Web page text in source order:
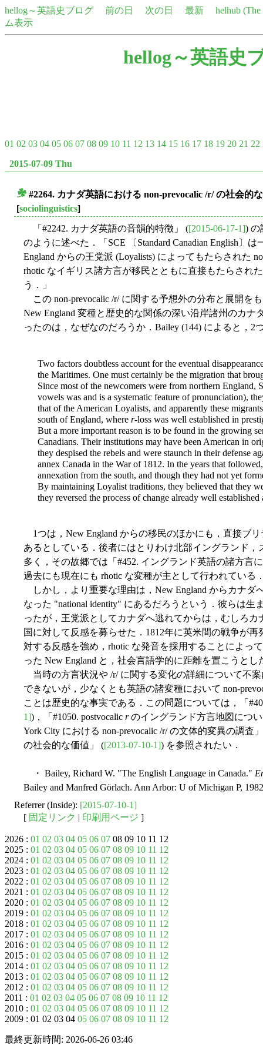
hellog～英語史ブログ 前の日 次の日 最新
helhub
ム表示
hellog～英語史
01 02 03 04 05 06 07 08 09 10 11 12 13 14 15 16 17 18 19 20 21 22
2015-07-09 Thu
#2264. カナダ英語における non-prevocalic /r/ の社会的
[sociolinguistics]
「#2242. カナダ英語の音韻的特徴」 ([2015-06-17-1]) の
のように述べた．「SCE 〔Standard Canadian English〕
England からの王党派 (Loyalists) によってもたらされた
rhotic なイギリス諸方言が移民とともに直接もたらされ
う．」
この non-prevocalic /r/ に関する予想外の分布と展開を
New England 変種と歴史的な関係の深い沿岸諸州のカナ
ったのは，なぜなのだろうか．Bailey (144) によると，2
Two factors doubtless account for the eventual
the Maritimes. One must certainly be the migration that
Since most of the newcomers were from northern England,
vowels was and is a systematic feature of pronunciation),
that of the American Loyalists, and apparently these
south of England, where r-loss was well established in
But a more important reason is to be found in the growing
Canadians. Their institutions may have been American in
they despised the rebels and were staunch in their defense
annex Canada in the War of 1812. In the years that
annexation from the south, and though they had not yet
By maintaining Loyalist traditions, they believed that they
they reversed the process of change already well
1つは，New England からの移民のほかにも，直接ブ
あるとしている．後者にはとりわけ北部イングランド
多く，その故郷では「#452. イングランド英語の諸方言
過去にも現在にも rhotic な変種が主として行われている
しかし，より重要な理由は，New England からカナダ
なった "national identity" にあるだろうという．彼らは生
ったが，王党派としてカナダへ逃れてからは，むしろ
国に対して反感を募らせた．1812年に英米間の戦争が
対する反感を強め，rhotic な発音を採用することによっ
った New England と，社会言語学的に距離を置こうとし
当時の方言状況や /r/ に関する変化の詳細について不
できないが，少なくとも英語の諸変種において non-
ことは歴史的な事実である．この問題については，「
1])，「#1050. postvocalic rのイングランド方言地図につ
York City における non-prevocalic /r/ の文体的変異の調査
の社会的な価値」 ([2013-07-10-1]) を参照されたい．
・ Bailey, Richard W. "The English Language in Canada."
Bailey and Manfred Görlach. Ann Arbor: U of Michigan P,
Referrer (Inside): [2015-07-10-1]
[ 固定リンク | 印刷用ページ ]
2026 : 01 02 03 04 05 06 07 08 09 10 11 12
2025 : 01 02 03 04 05 06 07 08 09 10 11 12
2024 : 01 02 03 04 05 06 07 08 09 10 11 12
2023 : 01 02 03 04 05 06 07 08 09 10 11 12
2022 : 01 02 03 04 05 06 07 08 09 10 11 12
2021 : 01 02 03 04 05 06 07 08 09 10 11 12
2020 : 01 02 03 04 05 06 07 08 09 10 11 12
2019 : 01 02 03 04 05 06 07 08 09 10 11 12
2018 : 01 02 03 04 05 06 07 08 09 10 11 12
2017 : 01 02 03 04 05 06 07 08 09 10 11 12
2016 : 01 02 03 04 05 06 07 08 09 10 11 12
2015 : 01 02 03 04 05 06 07 08 09 10 11 12
2014 : 01 02 03 04 05 06 07 08 09 10 11 12
2013 : 01 02 03 04 05 06 07 08 09 10 11 12
2012 : 01 02 03 04 05 06 07 08 09 10 11 12
2011 : 01 02 03 04 05 06 07 08 09 10 11 12
2010 : 01 02 03 04 05 06 07 08 09 10 11 12
2009 : 01 02 03 04 05 06 07 08 09 10 11 12
最終更新時間: 2026-06-26 03:46